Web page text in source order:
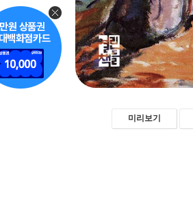
미리보기